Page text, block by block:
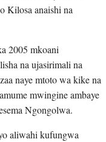
Kilosa anaishi na
2005 mkoani
na ujasirimali na
naye mtoto wa kike na
mwingine ambaye
Ngongolwa.
aliwahi kufungwa